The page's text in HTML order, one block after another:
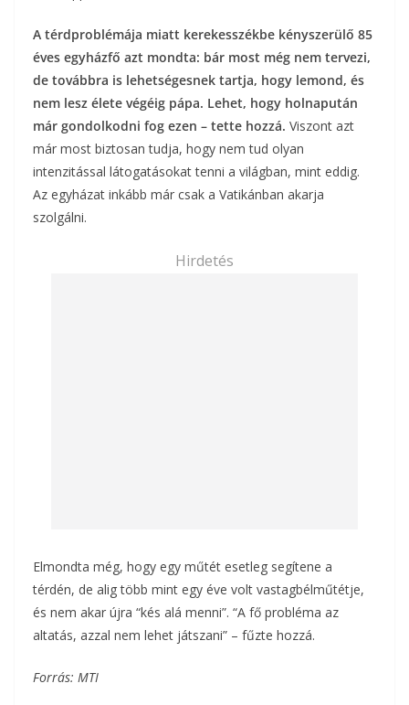
A térdproblémája miatt kerekesszékbe kényszerülő 85
éves egyházfő azt mondta: bár most még nem tervezi,
de továbbra is lehetségesnek tartja, hogy lemond, és
nem lesz élete végéig pápa. Lehet, hogy holnapután
már gondolkodni fog ezen – tette hozzá. Viszont azt
már most biztosan tudja, hogy nem tud olyan
intenzitással látogatásokat tenni a világban, mint eddig.
Az egyházat inkább már csak a Vatikánban akarja
szolgálni.
Hirdetés
Elmondta még, hogy egy műtét esetleg segítene a
térdén, de alig több mint egy éve volt vastagbélműtétje,
és nem akar újra “kés alá menni”. “A fő probléma az
altatás, azzal nem lehet játszani” – fűzte hozzá.
Forrás: MTI